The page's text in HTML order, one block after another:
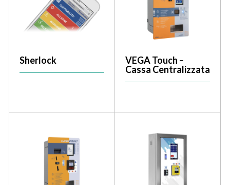
Sherlock
VEGA Touch –
Cassa Centralizzata